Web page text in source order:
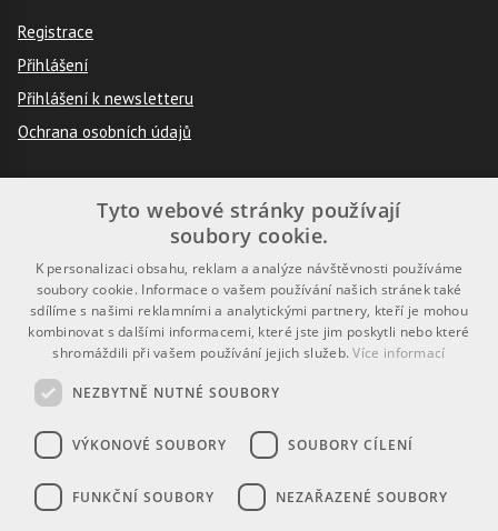
Registrace
Přihlášení
Přihlášení k newsletteru
Ochrana osobních údajů
Návod k použití
Podmínky použití
Prohlášení o přístupnosti
Je i vaše školství inspirativní a plné
Tyto webové stránky používají
soubory cookie.
K personalizaci obsahu, reklam a analýze návštěvnosti používáme
soubory cookie. Informace o vašem používání našich stránek také
sdílíme s našimi reklamními a analytickými partnery, kteří je mohou
kombinovat s dalšími informacemi, které jste jim poskytli nebo které
shromáždili při vašem používání jejich služeb.Více informací
NEZBYTNĚ NUTNÉ SOUBORY
VÝKONOVÉ SOUBORY SOUBORY CÍLENÍ
FUNKČNÍ SOUBORY NEZAŘAZENÉ SOUBORY